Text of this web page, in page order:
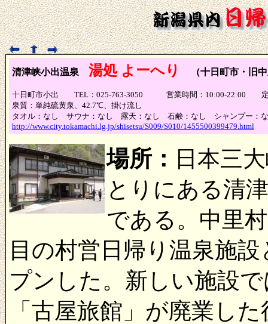
清津峡小出温泉 湯処 よーへり （十日町市・旧
十日町市小出 TEL：025-763-3050 営業時間：10:00-22:00 定
泉質：単純硫黄泉、42.7℃、掛け流し
タオル：なし サウナ：なし 露天：なし 石鹸：なし シャンプー：
http://www.city.tokamachi.lg.jp/shisetsu/S009/S010/1455500399479.html
場所： 日本三
とりにある清
である。中里
目の村営日帰り温泉施
プンした。新しい施設
「古屋旅館」が廃業し